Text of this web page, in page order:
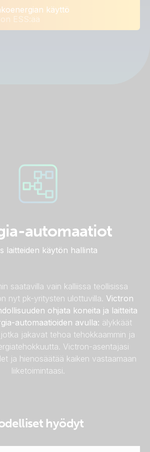
käyttö
ESS:ää
automaatiot
laitteiden käytön hallinta
saatavilla vain kalliissa teollisissa
nyt pk-yritysten ulottuvilla. Victron
ohjata koneita ja laitteita
automaatioiden avulla: älykkäät
jakavat tehoa tehokkaammin ja
Victron-asentajasi
ja hienosäätää kaiken vastaamaan
liiketoimintaasi.
hyödyt